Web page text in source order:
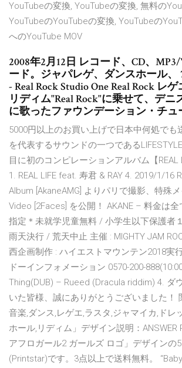
YouTubeの変換, YouTubeの変換, 無料の
YouTubeのYouTubeの変換, YouTubeの
へのYouTube MOV
2008年2月12日 レコード、CD、
ード。ジャパレゲ、ダンスホール、
- Real Rock Studio One Real Rock レ
リディム"Real Rock"に乗せて、デニ
に歌ったファウンデーション・チュ
5000円以上のお買い上げで日本中何処でも
を代表するサウンドの一つである
目に初のコンピレーションアルバム【REAL
1. REAL LIFE feat. 寿君 & RAY 4. 2019/1/16
Album [AkaneAMG] よりパリで撮影、特殊
Video [2Faces] を公開！ AKANE – 料金は
指定＊未就学児童無料 / 小学生以下保護者
雨天決行 / 荒天中止 主催 : MIGHTY JAM
西企画制作 : ハイエストマウンテン2018実
ドーインフォメーション 0570-200-
Thing(DUB) – Rueed (Dracula riddim) 4. ダ
いた皆様、誠にありがとうございました！
音楽,ダンス,レゲエ,ラスタ,ジャマイカ,ドレ
ホール,リディム」デザイン説明：ANSWER
アフロガール2 ガールズ ロゴ」デザインの
(Printstar)です。3点以上で送料無料。